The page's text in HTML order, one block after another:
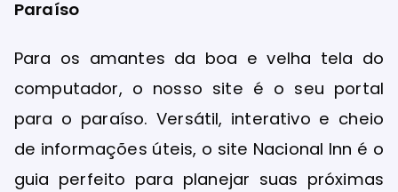
Paraíso
Para os amantes da boa e velha tela do
computador, o nosso site é o seu portal
para o paraíso. Versátil, interativo e cheio
de informações úteis, o site Nacional Inn é o
guia perfeito para planejar suas próximas